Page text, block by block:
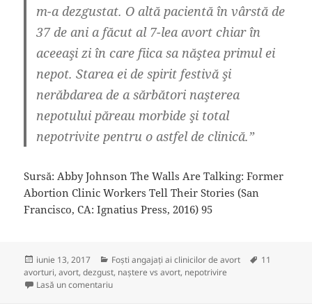
m-a dezgustat. O altă pacientă în vârstă de
37 de ani a făcut al 7-lea avort chiar în
aceeaşi zi în care fiica sa năştea primul ei
nepot. Starea ei de spirit festivă şi
nerăbdarea de a sărbători naşterea
nepotului păreau morbide şi total
nepotrivite pentru o astfel de clinică.”
Sursă: Abby Johnson The Walls Are Talking: Former
Abortion Clinic Workers Tell Their Stories (San
Francisco, CA: Ignatius Press, 2016) 95
Publicat
pe
iunie 13, 2017 Categorii
Foşti angajați ai clinicilor de avort Etichete
11
avorturi,avort,dezgust, naştere vs avort, nepotrivire
Lasă un comentariula Angajat al unei clinici de avort dezgustat de o